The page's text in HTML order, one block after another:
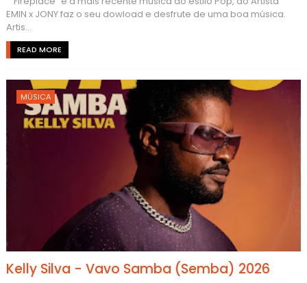
EMIN x JONY faz o seu dowload e desfrute de uma boa música.
Artis...
READ MORE
MÚSICA
Kelly Silva - Vavo Samba (Semba) 2026